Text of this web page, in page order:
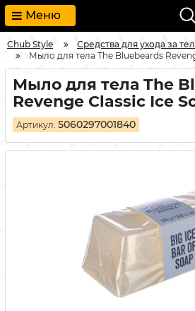
Меню
Chub Style Средства для ухода за
Мыло для тела The Bluebeards
Мыло для тела The
Revenge Classic Ice
Артикул: 5060297001840